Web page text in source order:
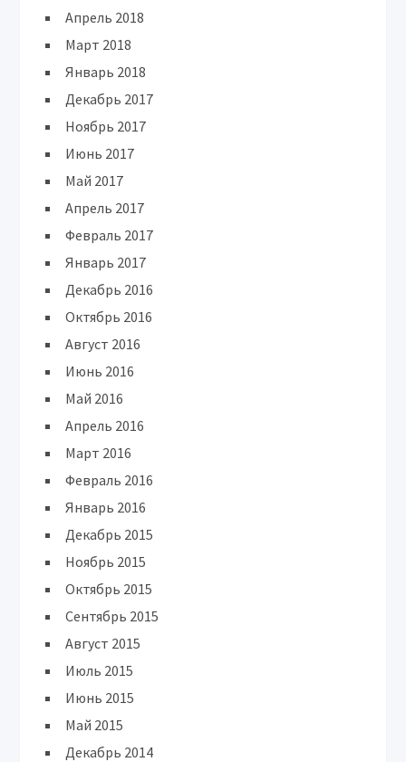
Апрель 2018
Март 2018
Январь 2018
Декабрь 2017
Ноябрь 2017
Июнь 2017
Май 2017
Апрель 2017
Февраль 2017
Январь 2017
Декабрь 2016
Октябрь 2016
Август 2016
Июнь 2016
Май 2016
Апрель 2016
Март 2016
Февраль 2016
Январь 2016
Декабрь 2015
Ноябрь 2015
Октябрь 2015
Сентябрь 2015
Август 2015
Июль 2015
Июнь 2015
Май 2015
Декабрь 2014